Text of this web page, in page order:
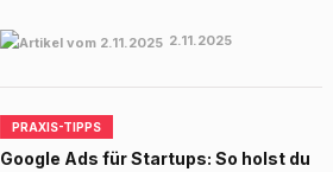
2.11.2025
PRAXIS-TIPPS
Google Ads für Startups: So holst du